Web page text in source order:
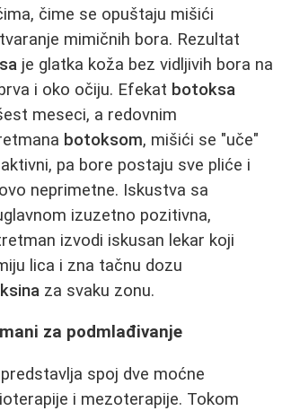
čime se opuštaju mišići
mimičnih bora. Rezultat
je glatka koža bez vidljivih bora na
i oko očiju. Efekat botoksa
meseci, a redovnim
botoksom, mišići se "uče"
pa bore postaju sve pliće i
neprimetne. Iskustva sa
izuzetno pozitivna,
izvodi iskusan lekar koji
lica i zna tačnu dozu
za svaku zonu.
za podmlađivanje
predstavlja spoj dve moćne
i mezoterapije. Tokom